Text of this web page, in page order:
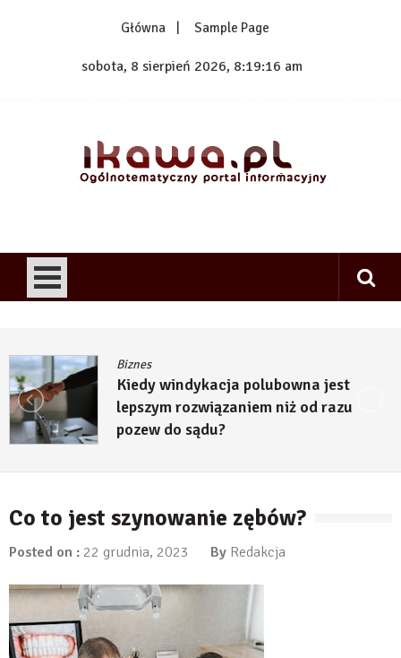
Główna Sample Page
sobota, 8 sierpień 2026, 8:19:16 am
Biznes
Kiedy windykacja polubowna jest
lepszym rozwiązaniem niż od razu
pozew do sądu?
Co to jest szynowanie zębów?
Posted on : 22 grudnia, 2023 By Redakcja